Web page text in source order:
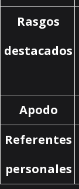
Rasgos
destacados
Apodo
Referentes
personales